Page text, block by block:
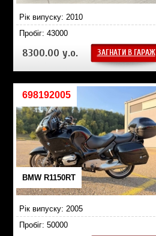
Рік випуску: 2010
Пробіг: 43000
8300.00 у.о. ЗАГНАТИ В ГАРАЖ
698192005
BMW R1150RT
Рік випуску: 2005
Пробіг: 50000